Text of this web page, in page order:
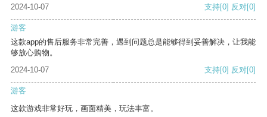
2024-10-07 支持[0] 反对[0]
游客
这款app的售后服务非常完善，遇到问题总是能够得到妥善解决，让我能
够放心购物。
2024-10-07
支持[0] 反对[0]
游客
这款游戏非常好玩，画面精美，玩法丰富。